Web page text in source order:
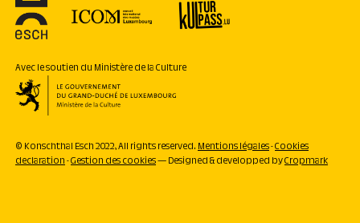
Avec le soutien du Ministère de la Culture
© Konschthal Esch 2022, All rights reserved.Mentions légales-Cookies
declaration-Gestion des cookies— Designed & developped byCropmark